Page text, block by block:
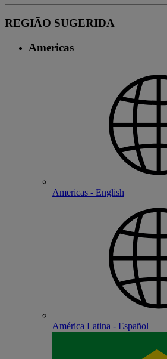
REGIÃO SUGERIDA
Americas
Americas - English
América Latina - Español